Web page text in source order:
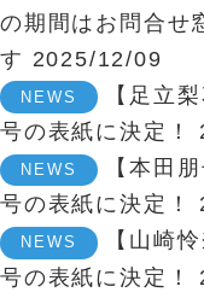
の期間はお問合せ
す 2025/12/09
NEWS
【足立
号の表紙に決定！
NEWS
【本田
号の表紙に決定！
NEWS
【山崎
号の表紙に決定！